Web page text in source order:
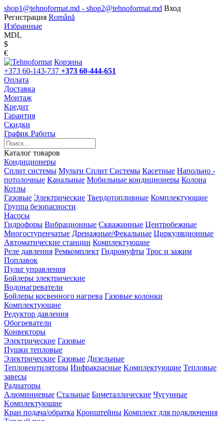
shop1@tehnoformat.md - shop2@tehnoformat.md Вход
Регистрация Română
Избранные
MDL
$
€
Корзина
+373 60-143-737 +373 60-444-651
Оплата
Доставка
Монтаж
Кредит
Гарантия
Скидки
График Работы
Каталог товаров
Кондиционеры
Сплит системы Мульти Сплит Системы Касетные Напольно -
потолочные Канальные Мобильные кондиционеры Колона
Котлы
Газовые Электрические Твердотопливные Комплектующие
Группа безопасности
Насосы
Гидрофоры Вибрационные Скважинные Центробежные
Многоступенчатые Дренажные/Фекальные Циркуляционные
Автоматические станции Комплектующие
Реле давления Ремкомплект Гидромуфты Трос и зажим
Поплавок
Пульт управления
Бойлеры электрические
Водонагреватели
Бойлеры косвенного нагрева Газовые колонки
Комплектующие
Редуктор давления
Обогреватели
Конвекторы
Электрические Газовые
Пушки тепловые
Электрические Газовые Дизельные
Тепловентиляторы Инфракрасные Kомплектующие Тепловые
завесы
Радиаторы
Алюминиевые Стальные Биметаллические Чугунные
Kомплектующие
Кран подача/обратка Кронштейны Комплект для подключения